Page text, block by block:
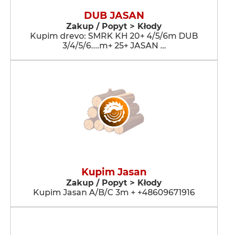
DUB JASAN
Zakup / Popyt > Kłody
Kupim drevo: SMRK KH 20+ 4/5/6m DUB
3/4/5/6....m+ 25+ JASAN …
Kupim Jasan
Zakup / Popyt > Kłody
Kupim Jasan A/B/C 3m + +48609671916